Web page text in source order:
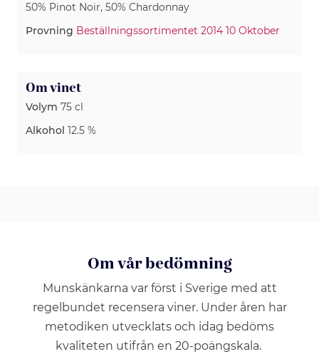
50% Pinot Noir, 50% Chardonnay
Provning Beställningssortimentet 2014 10 Oktober
Om vinet
Volym 75 cl
Alkohol 12.5 %
Om vår bedömning
Munskänkarna var först i Sverige med att
regelbundet recensera viner. Under åren har
metodiken utvecklats och idag bedöms
kvaliteten utifrån en 20-poängskala.